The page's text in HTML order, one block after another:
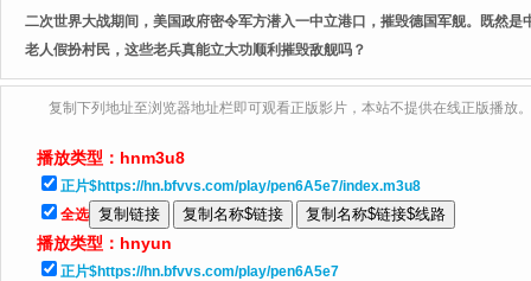
二次世界大战期间，美国政府密令军方潜入一中立港口，摧毁德国军舰。既然
老人假扮村民，这些老兵真能立大功顺利摧毁敌舰吗？
复制下列地址至浏览器地址栏即可观看正版影片，本站不提供在线正版播放。
播放类型： hnm3u8
正片$https://hn.bfvvs.com/play/pen6A5e7/index.m3u8
全选
播放类型： hnyun
正片$https://hn.bfvvs.com/play/pen6A5e7